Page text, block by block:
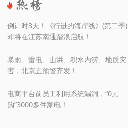
倒计时3天！《行进的海岸线》(第二季)
即将在江苏南通踏浪启航！
暴雨、雷电、山洪、积水内涝、地质灾
害，北京五预警齐发！
电商平台前员工利用系统漏洞，“0元
购”3000多件家电！